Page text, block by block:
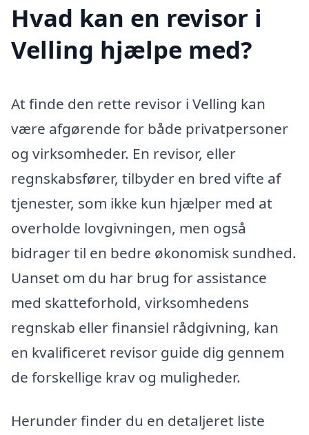
Hvad kan en revisor i
Velling hjælpe med?
At finde den rette revisor i Velling kan
være afgørende for både privatpersoner
og virksomheder. En revisor, eller
regnskabsfører, tilbyder en bred vifte af
tjenester, som ikke kun hjælper med at
overholde lovgivningen, men også
bidrager til en bedre økonomisk sundhed.
Uanset om du har brug for assistance
med skatteforhold, virksomhedens
regnskab eller finansiel rådgivning, kan
en kvalificeret revisor guide dig gennem
de forskellige krav og muligheder.
Herunder finder du en detaljeret liste